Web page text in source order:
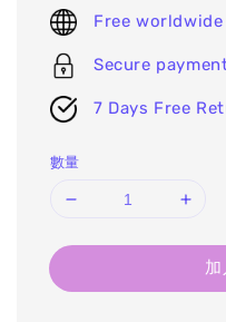
Free
Secure
7 Days Free
數量